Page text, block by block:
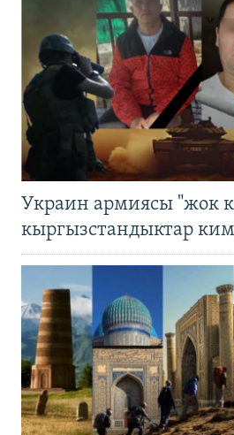
Украин армиясы "жок
кыргызстандыктар